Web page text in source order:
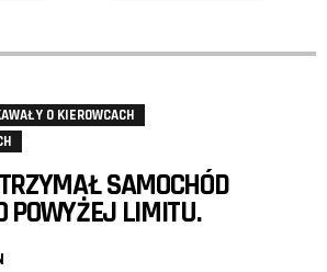
O KIEROWCACH
SAMOCHÓD
POWYŻEJ LIMITU.